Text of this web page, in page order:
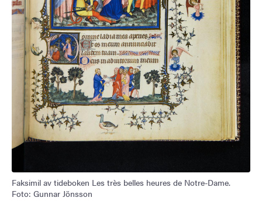
Faksimil av tideboken Les très belles heures de Notre-Dame.
Foto: Gunnar Jönsson